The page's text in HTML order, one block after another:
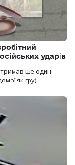
ударів
ще один
як гру).